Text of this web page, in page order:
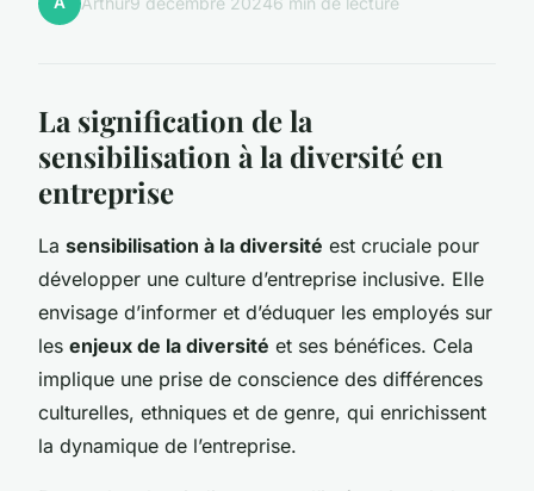
La signification de la
sensibilisation à la diversité en
entreprise
La sensibilisation à la diversité est cruciale pour
développer une culture d’entreprise inclusive. Elle
envisage d’informer et d’éduquer les employés sur
les enjeux de la diversité et ses bénéfices. Cela
implique une prise de conscience des différences
culturelles, ethniques et de genre, qui enrichissent
la dynamique de l’entreprise.